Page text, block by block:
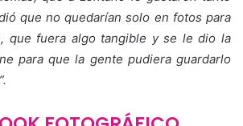
que no quedarían solo en fotos para
que fuera algo tangible y se le dio la
para que la gente pudiera guardarlo
”.